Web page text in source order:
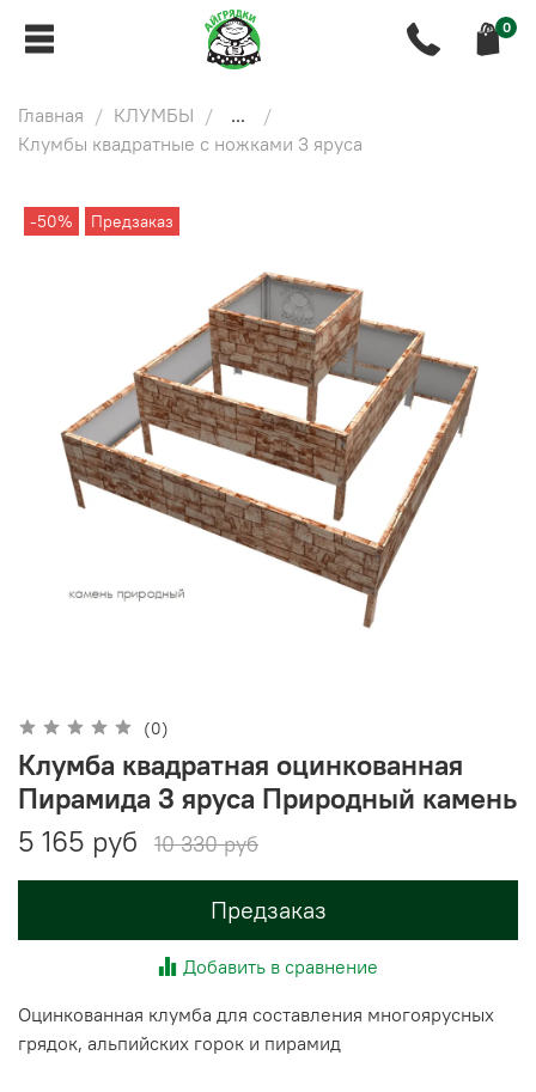
0
Главная КЛУМБЫ
...
Клумбы квадратные с ножками 3 яруса
-50% Предзаказ
(0)
Клумба квадратная оцинкованная
Пирамида 3 яруса Природный камень
5 165 руб
10 330 руб
Предзаказ
Добавить в сравнение
Оцинкованная клумба для составления многоярусных
грядок, альпийских горок и пирамид